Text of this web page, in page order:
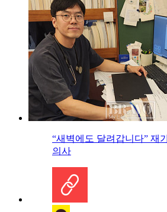
“새벽에도 달려갑니다” 재
의사